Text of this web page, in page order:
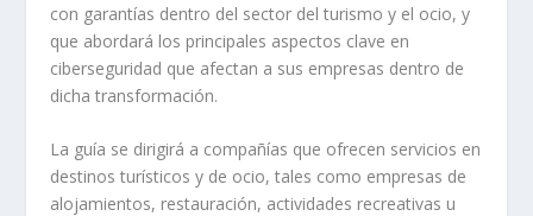
con garantías dentro del sector del turismo y el ocio, y
que abordará los principales aspectos clave en
ciberseguridad que afectan a sus empresas dentro de
dicha transformación.
La guía se dirigirá a compañías que ofrecen servicios en
destinos turísticos y de ocio, tales como empresas de
alojamientos, restauración, actividades recreativas u